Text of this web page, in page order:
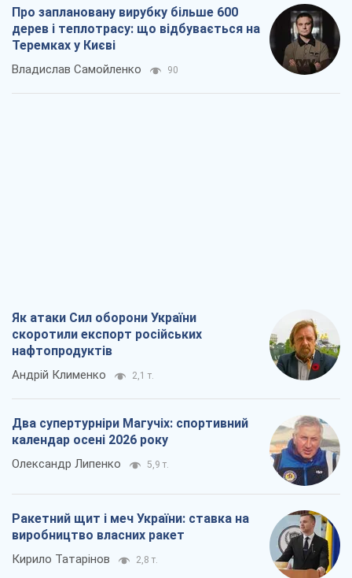
Про заплановану вирубку більше 600
дерев і теплотрасу: що відбувається на
Теремках у Києві
Владислав Самойленко 90
Як атаки Сил оборони України
скоротили експорт російських
нафтопродуктів
Андрій Клименко 2,1 т.
Два супертурніри Магучіх: спортивний
календар осені 2026 року
Олександр Липенко 5,9 т.
Ракетний щит і меч України: ставка на
виробництво власних ракет
Кирило Татарінов 2,8 т.